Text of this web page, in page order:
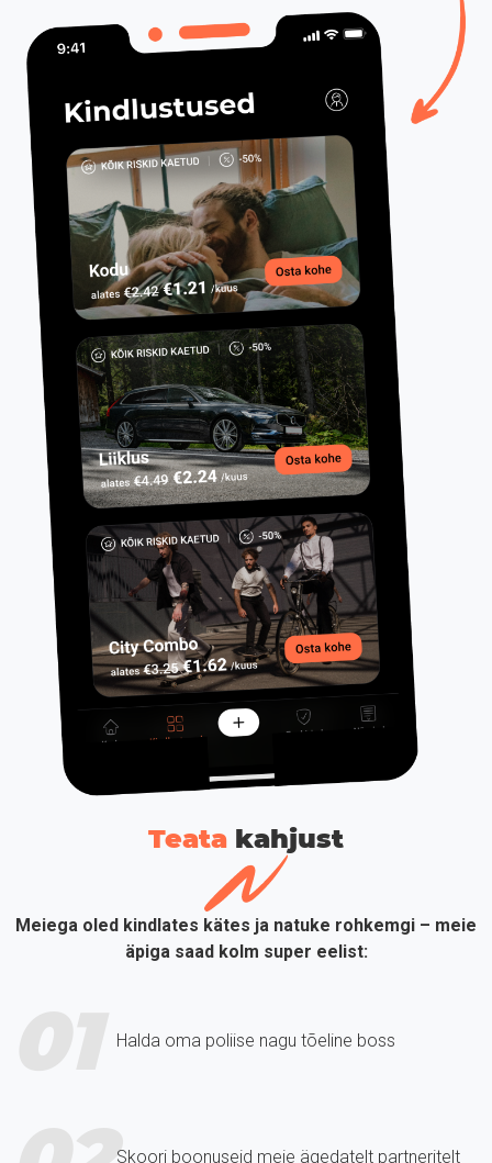
Teata kahjust
Meiega oled kindlates kätes ja natuke rohkemgi – meie
äpiga saad kolm super eelist:
01 Halda oma poliise nagu tõeline boss
Skoori boonuseid meie ägedatelt partneritelt